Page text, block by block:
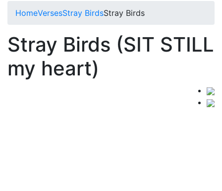
HomeVersesStray BirdsStray Birds
Stray Birds (SIT STILL
my heart)